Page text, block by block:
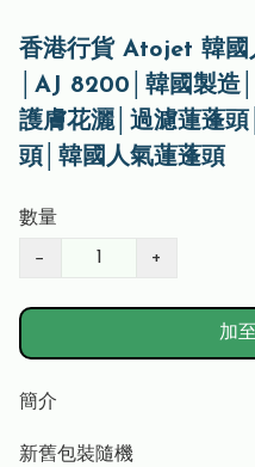
香港行貨 Atojet 韓國
│AJ 8200│韓國製造
護膚花灑│過濾蓮蓬
頭│韓國人氣蓮蓬頭
數量
− +
加
簡介
新舊包裝隨機